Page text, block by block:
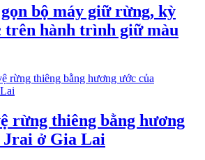
bộ máy giữ rừng, kỳ
trên hành trình giữ màu
rừng thiêng bằng hương
Jrai ở Gia Lai